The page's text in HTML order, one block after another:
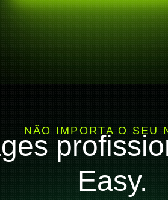
NÃO IMPORTA O SEU
Easy.